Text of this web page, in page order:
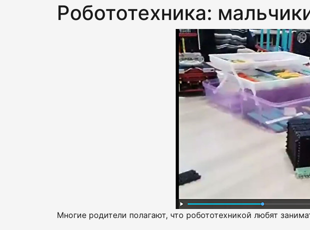
Робототехника:
Многие родители полагают, что робототехникой любят